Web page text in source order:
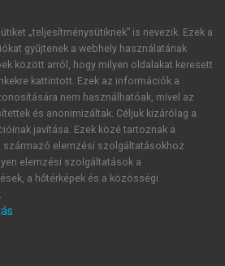
FIÓKKAL
„teljesítménysütiknek” is nevezik. Ezek a
gyűjtenek a webhely használatának
között arról, hogy milyen oldalakat keresett
kattintott. Ezek az információk a
nem használhatóak, mivel az
és anonimizáltak. Céljuk kizárólag a
javítása. Ezek közé tartoznak a
származó elemzési szolgáltatásokhoz
elemzési szolgáltatások a
a hőtérképek és a közösségi